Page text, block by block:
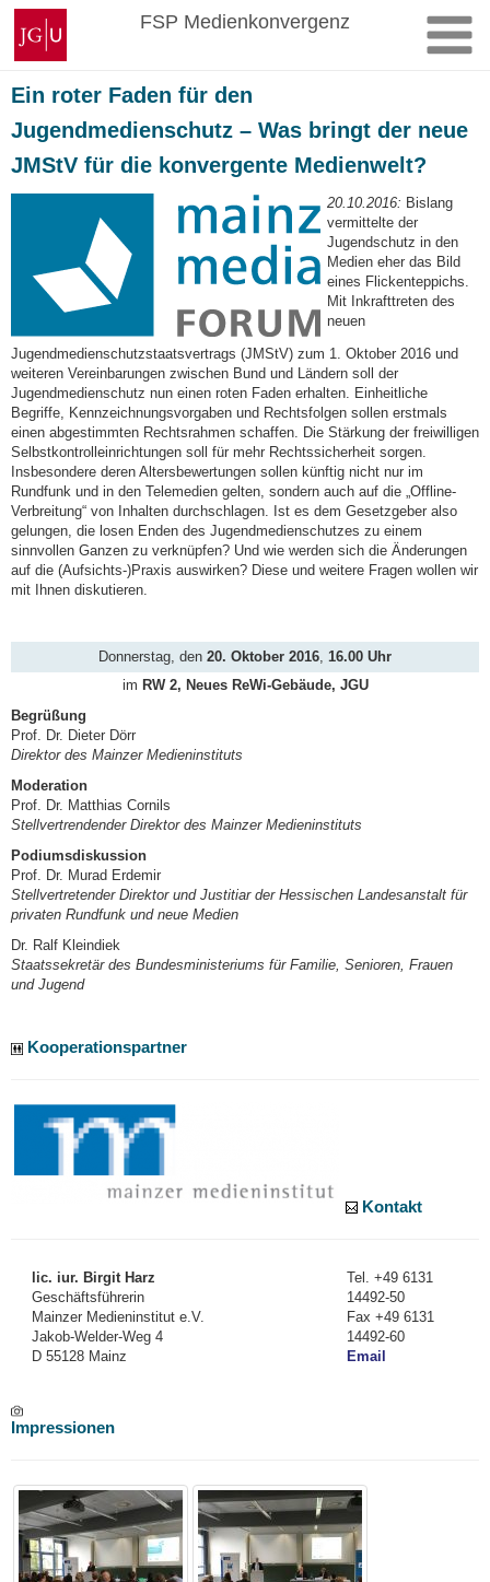
Zum
Inhalt
springen
Johannes
Gutenberg-
Universität
Mainz
FSP Medienkonvergenz
Ein roter Faden für den
Jugendmedienschutz – Was bringt der neue
JMStV für die konvergente Medienwelt?
20.10.2016: Bislang
vermittelte der
Jugendschutz in den
Medien eher das Bild
eines Flickenteppichs.
Mit Inkrafttreten des
neuen
Jugendmedienschutzstaatsvertrags (JMStV) zum 1. Oktober 2016 und
weiteren Vereinbarungen zwischen Bund und Ländern soll der
Jugendmedienschutz nun einen roten Faden erhalten. Einheitliche
Begriffe, Kennzeichnungsvorgaben und Rechtsfolgen sollen erstmals
einen abgestimmten Rechtsrahmen schaffen.
Die Stärkung der freiwilligen
Selbstkontrolleinrichtungen soll für mehr Rechtssicherheit sorgen.
Insbesondere deren Altersbewertungen sollen künftig nicht nur im
Rundfunk und in den Telemedien gelten, sondern auch auf die „Offline-
Verbreitung“ von Inhalten durchschlagen. Ist es dem Gesetzgeber also
gelungen, die losen Enden des Jugendmedienschutzes zu einem
sinnvollen Ganzen zu verknüpfen? Und wie werden sich die Änderungen
auf die (Aufsichts-)Praxis auswirken? Diese und weitere Fragen wollen wir
mit Ihnen diskutieren.
Donnerstag, den 20. Oktober 2016 16.00 Uhr
im RW 2, Neues ReWi-Gebäude, JGU
Begrüßung
Prof. Dr. Dieter Dörr
Direktor des Mainzer Medieninstituts
Moderation
Prof. Dr. Matthias Cornils
Stellvertrendender Direktor des Mainzer Medieninstituts
Podiumsdiskussion
Prof. Dr. Murad Erdemir
Stellvertretender Direktor und Justitiar der Hessischen Landesanstalt für
privaten Rundfunk und neue Medien
Dr. Ralf Kleindiek
Staatssekretär des Bundesministeriums für Familie, Senioren, Frauen
und Jugend
Kooperationspartner
Kontakt
lic. iur. Birgit Harz
Geschäftsführerin
Mainzer Medieninstitut e.V.
Jakob-Welder-Weg 4
D 55128 Mainz
Tel. +49 6131
14492-50
Fax +49 6131
14492-60
Email
Impressionen